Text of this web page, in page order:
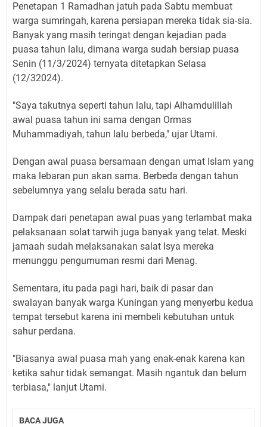
Penetapan 1 Ramadhan jatuh pada Sabtu membuat
warga sumringah, karena persiapan mereka tidak sia-sia.
Banyak yang masih teringat dengan kejadian pada
puasa tahun lalu, dimana warga sudah bersiap puasa
Senin (11/3/2024) ternyata ditetapkan Selasa
(12/32024).
"Saya takutnya seperti tahun lalu, tapi Alhamdulillah
awal puasa tahun ini sama dengan Ormas
Muhammadiyah, tahun lalu berbeda," ujar Utami.
Dengan awal puasa bersamaan dengan umat Islam yang
maka lebaran pun akan sama. Berbeda dengan tahun
sebelumnya yang selalu berada satu hari.
Dampak dari penetapan awal puas yang terlambat maka
pelaksanaan solat tarwih juga banyak yang telat. Meski
jamaah sudah melaksanakan salat Isya mereka
menunggu pengumuman resmi dari Menag.
Sementara, itu pada pagi hari, baik di pasar dan
swalayan banyak warga Kuningan yang menyerbu kedua
tempat tersebut karena ini membeli kebutuhan untuk
sahur perdana.
"Biasanya awal puasa mah yang enak-enak karena kan
ketika sahur tidak semangat. Masih ngantuk dan belum
terbiasa," lanjut Utami.
BACA JUGA